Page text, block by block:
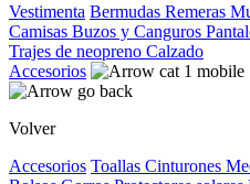
Vestimenta Bermudas Remeras
Camisas Buzos y Canguros
Trajes de neopreno Calzado
Accesorios
Volver
Accesorios Toallas Cinturones